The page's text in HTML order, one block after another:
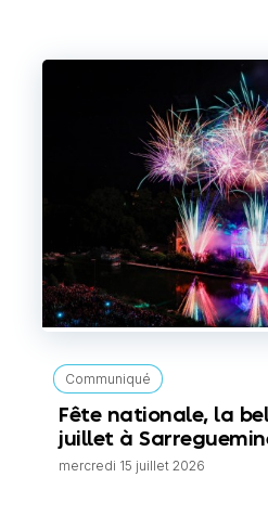
Communiqué
Fête nationale, la
juillet à
mercredi 15 juillet 2026